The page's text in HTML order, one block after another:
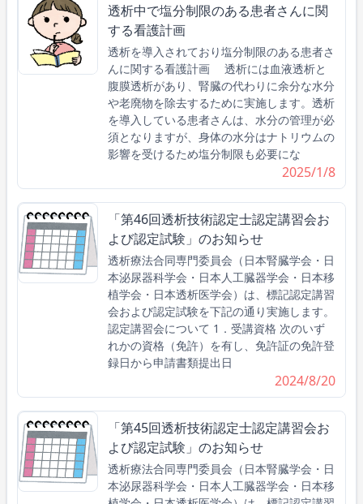
透析中で塩分制限のある患者さんに関
する看護計画
透析を導入されており塩分制限のある患者さ
んに関する看護計画 透析には血液透析と
腹膜透析があり、腎臓の代わりに余分な水分
や老廃物を除去するために実施します。透析
を導入している患者さんは、水分の管理が必
須となりますが、身体の水分はナトリウムの
影響を受けるため塩分制限も必要にな
2025/1/8
「第46回透析技術認定士認定講習会お
よび認定試験」のお知らせ
透析療法合同専門委員会（日本腎臓学会・日
本泌尿器科学会・日本人工臓器学会・日本移
植学会・日本透析医学会）は、標記認定講習
会および認定試験を下記の通り実施します。
認定講習会について 1．受講資格 次のいず
れかの資格（免許）を有し、免許証の免許登
録日から申請書類提出日
2024/8/20
「第45回透析技術認定士認定講習会お
よび認定試験」のお知らせ
透析療法合同専門委員会（日本腎臓学会・日
本泌尿器科学会・日本人工臓器学会・日本移